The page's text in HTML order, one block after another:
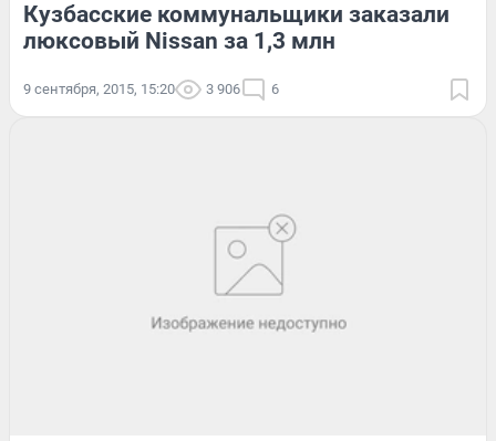
Кузбасские коммунальщики заказали
люксовый Nissan за 1,3 млн
9 сентября, 2015, 15:20 3 906 6